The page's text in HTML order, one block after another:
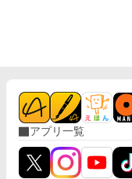
アプリ一覧